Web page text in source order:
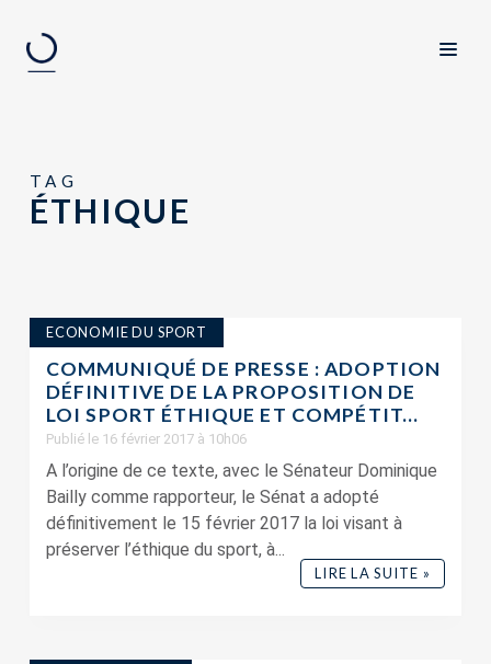
TAG
ÉTHIQUE
ECONOMIE DU SPORT
COMMUNIQUÉ DE PRESSE : ADOPTION
DÉFINITIVE DE LA PROPOSITION DE
LOI SPORT ÉTHIQUE ET COMPÉTIT...
Publié le 16 février 2017 à 10h06
A l’origine de ce texte, avec le Sénateur Dominique
Bailly comme rapporteur, le Sénat a adopté
définitivement le 15 février 2017 la loi visant à
préserver l’éthique du sport, à...
LIRE LA SUITE »